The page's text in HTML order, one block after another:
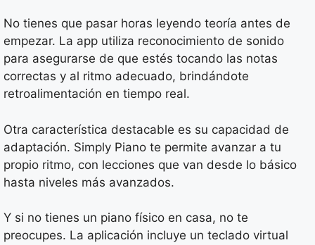
No tienes que pasar horas leyendo teoría antes de
empezar. La app utiliza reconocimiento de sonido
para asegurarse de que estés tocando las notas
correctas y al ritmo adecuado, brindándote
retroalimentación en tiempo real.
Otra característica destacable es su capacidad de
adaptación. Simply Piano te permite avanzar a tu
propio ritmo, con lecciones que van desde lo básico
hasta niveles más avanzados.
Y si no tienes un piano físico en casa, no te
preocupes. La aplicación incluye un teclado virtual